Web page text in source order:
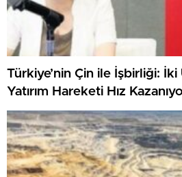
Türkiye’nin Çin ile İşbirliği: İki
Yatırım Hareketi Hız